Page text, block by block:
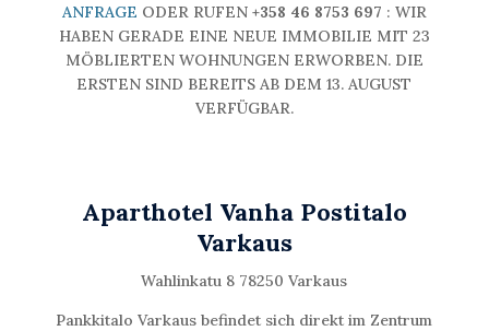
ANFRAGE ODER RUFEN +358 46 8753 697 : WIR
HABEN GERADE EINE NEUE IMMOBILIE MIT 23
MÖBLIERTEN WOHNUNGEN ERWORBEN. DIE
ERSTEN SIND BEREITS AB DEM 13. AUGUST
VERFÜGBAR.
Aparthotel Vanha Postitalo
Varkaus
Wahlinkatu 8 78250 Varkaus
Pankkitalo Varkaus befindet sich direkt im Zentrum